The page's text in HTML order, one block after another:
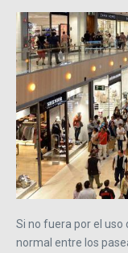
Si no fuera por el uso
normal entre los